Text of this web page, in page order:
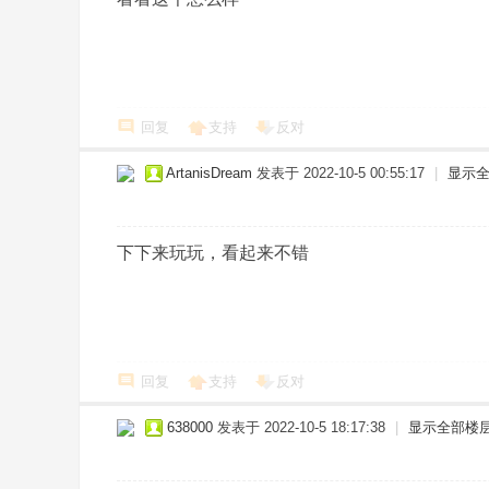
回复 支持 反对
ArtanisDream 发表于 2022-10-5 00:55:17 显示
下下来玩玩，看起来不错
回复 支持 反对
638000 发表于 2022-10-5 18:17:38 显示全部楼